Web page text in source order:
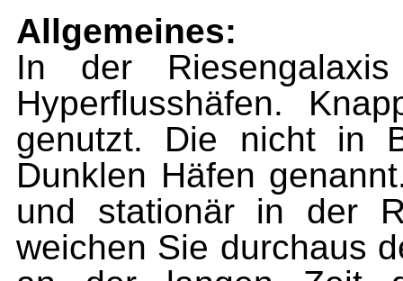
Allgemeines:
In der
Hyperflusshäfen.
genutzt. Die nicht in
Dunklen Häfen
und stationär in der
weichen Sie durchaus